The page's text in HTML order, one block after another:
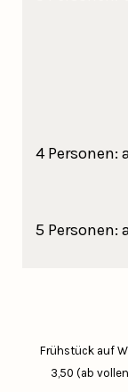
4 Personen:
5 Personen:
Frühstück auf
3,50 (ab